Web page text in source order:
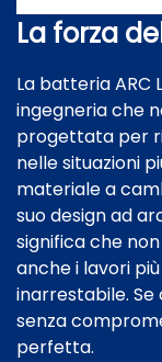
La forza
La batteria ARC
ingegneria che
progettata per
nelle situazioni
materiale a
suo design ad
significa che
anche i lavori
inarrestabile.
senza
perfetta.